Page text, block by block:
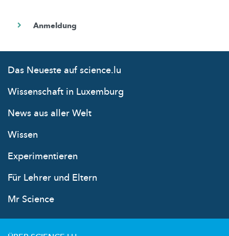
Das Neueste auf science.lu
Wissenschaft in Luxemburg
News aus aller Welt
Wissen
Experimentieren
Für Lehrer und Eltern
Mr Science